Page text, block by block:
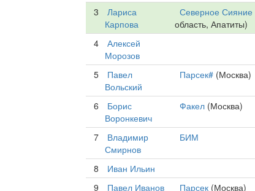
3
Лариса
Карпова
Северное Сияние
область, Апатиты)
4
Алексей
Морозов
5
Павел
Вольский
Парсек#(Москва)
6
Борис
Воронкевич
Факел(Москва)
7
Владимир
Смирнов
БИМ
8 Иван Ильин
9
Павел Иванов Парсек(Москва)